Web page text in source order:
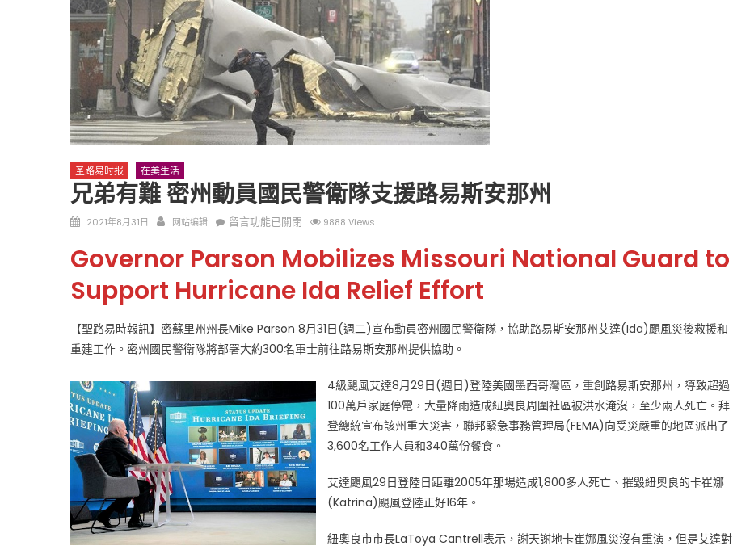
圣路易时报 在美生活
兄弟有難 密州動員國民警衛隊支援路易斯安那州
Posted
2021年8月31日 Author
网站编辑
在
弟
有
難
州
動
國
民
警
衛
隊
支
援
路
留言功能已關閉 9888 Views
Governor Parson Mobilizes Missouri National Guard to
Support Hurricane Ida Relief Effort
【聖路易時報訊】密蘇里州州長Mike Parson 8月31日(週二)宣布動員密州國民警衛隊，協助路易斯安那州艾達(Ida)颶風災後救援和
重建工作。密州國民警衛隊將部署大約300名軍士前往路易斯安那州提供協助。
4級颶風艾達8月29日(週日)登陸美國墨西哥灣區，重創路易斯安那州，導致超過
100萬戶家庭停電，大量降雨造成紐奧良周圍社區被洪水淹沒，至少兩人死亡。拜
登總統宣布該州重大災害，聯邦緊急事務管理局(FEMA)向受災嚴重的地區派出了
3,600名工作人員和340萬份餐食。
艾達颶風29日登陸日距離2005年那場造成1,800多人死亡、摧毀紐奧良的卡崔娜
(Katrina)颶風登陸正好16年。
紐奧良市市長LaToya Cantrell表示，謝天謝地卡崔娜風災沒有重演，但是艾達對
Lu Team 卢长志
免费健康检查 无需预约 免费赠送血压计供符合
条件者使用 欢迎参加索取! 4月18日星期六 上午
9点至中午 Grace UM Church
了解您的数字! 3月21日星期六 上午9点至中午